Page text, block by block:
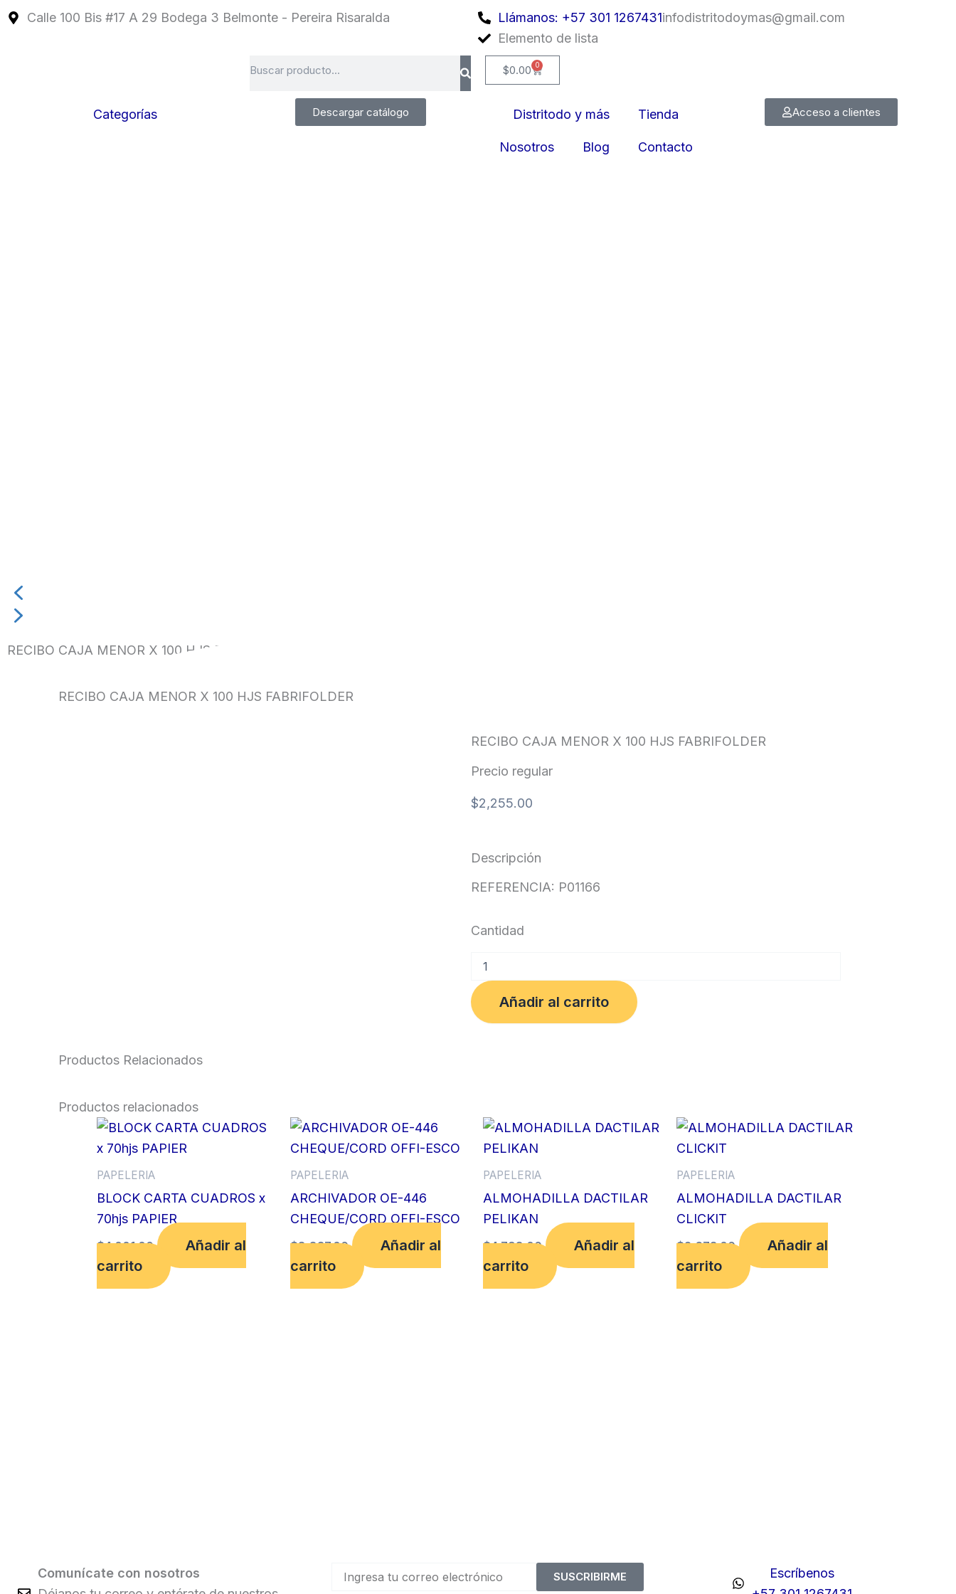
Calle 100 Bis #17 A 29 Bodega 3 Belmonte - Pereira Risaralda Llámanos: +57 301 1267431infodistritodoymas@gmail.com
Elemento de lista
$0.00 0
Cart
Categorías Descargar catálogo Distritodo y más Tienda
Nosotros Blog Contacto
Acceso a clientes
RECIBO CAJA MENOR X 100 HJS FABRIFOLDER
RECIBO CAJA MENOR X 100 HJS FABRIFOLDER
RECIBO CAJA MENOR X 100 HJS FABRIFOLDER
Precio regular
$2,255.00
Descripción
REFERENCIA: P01166
Cantidad
CAJA
MENOR
X
100
Añadir al carrito
Productos Relacionados
Productos relacionados
PAPELERIA
BLOCK CARTA CUADROS x
70hjs PAPIER
$4,001.00
Añadir al
carrito
PAPELERIA
ARCHIVADOR OE-446
CHEQUE/CORD OFFI-ESCO
$8,837.00
Añadir al
carrito
PAPELERIA
ALMOHADILLA DACTILAR
PELIKAN
$4,798.00
Añadir al
carrito
PAPELERIA
ALMOHADILLA DACTILAR
CLICKIT
$2,673.00
Añadir al
carrito
Comunícate con nosotros
SUSCRIBIRME
Escríbenos